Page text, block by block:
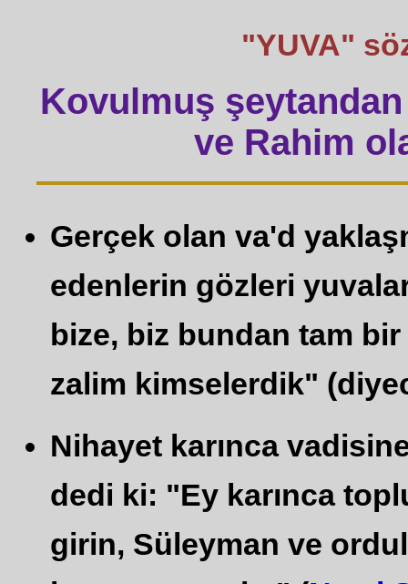
"YUVA"
Kovulmuş şeytandan
ve Rahim
Gerçek olan va'd
edenlerin gözleri
bize, biz bundan tam
zalim kimselerdik"
Nihayet karınca
dedi ki: "Ey karınca
girin, Süleyman ve